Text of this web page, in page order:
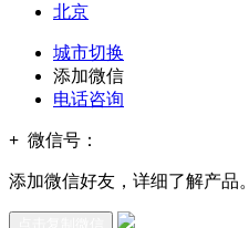
北京
城市切换
添加微信
电话咨询
+ 微信号：
添加微信好友，详细了解产品。